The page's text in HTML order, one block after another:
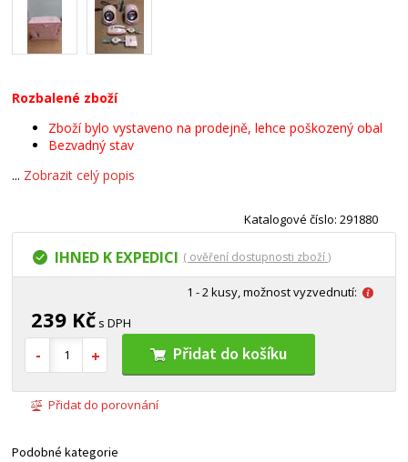
Rozbalené zboží
Zboží bylo vystaveno na prodejně, lehce poškozený obal
Bezvadný stav
... Zobrazit celý popis
Katalogové číslo: 291880
IHNED K EXPEDICI ( ověření dostupnosti zboží )
1 - 2 kusy, možnost vyzvednutí:
239 Kč s DPH
Přidat do košíku
Přidat do porovnání
Podobné kategorie